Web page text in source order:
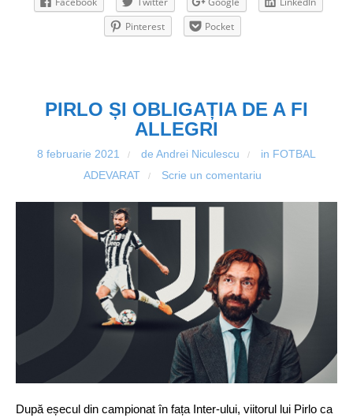
Pinterest
Pocket
PIRLO ȘI OBLIGAȚIA DE A FI
ALLEGRI
8 februarie 2021 / de Andrei Niculescu / in FOTBAL
ADEVARAT
/ Scrie un comentariu
După eșecul din campionat în fața Inter-ului, viitorul lui Pirlo ca